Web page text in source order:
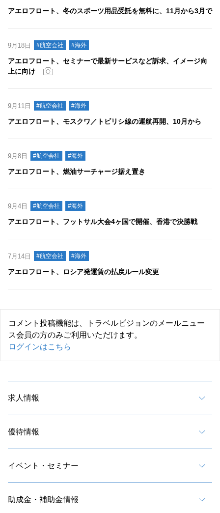
アエロフロート、冬のスポーツ用品受託を無料に、11月から3月で
9月18日 #航空会社 #海外
アエロフロート、セミナーで最新サービスなど訴求、イメージ向
上に向け
9月11日 #航空会社 #海外
アエロフロート、モスクワ／トビリシ線の運航再開、10月から
9月8日 #航空会社 #海外
アエロフロート、燃油サーチャージ据え置き
9月4日 #航空会社 #海外
アエロフロート、フットサル大会4ヶ国で開催、香港で決勝戦
7月14日 #航空会社 #海外
アエロフロート、ロシア発運賃の払戻ルール変更
コメント投稿機能は、トラベルビジョンのメールニュー
ス会員の方のみご利用いただけます。
ログインはこちら
求人情報
優待情報
イベント・セミナー
助成金・補助金情報